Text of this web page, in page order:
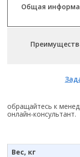
Общая
обращайтесь к
онлайн-консультант.
Вес, кг